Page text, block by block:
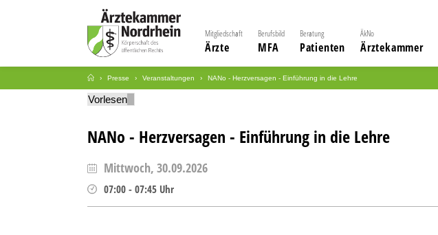
Mitgliedschaft
Ärzte
Berufsbild
MFA
Beratung
Patienten
ÄkNo
Ärztekammer
Presse Veranstaltungen NANo - Herzversagen - Einführung in die Lehre
Vorlesen
NANo - Herzversagen - Einführung in die Lehre
Mittwoch, 30.09.2026
07:00 - 07:45 Uhr